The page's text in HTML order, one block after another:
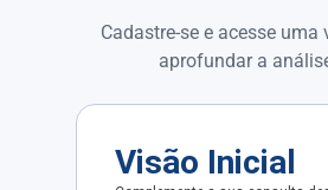
Cadastre-se e acesse
aprofundar a
Visão Inicial